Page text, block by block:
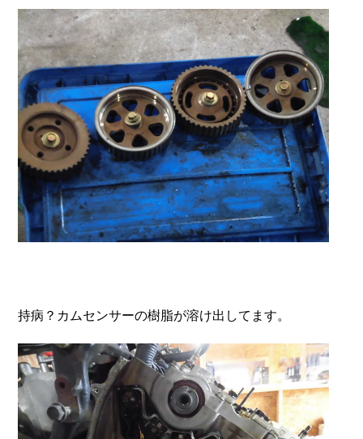
持病？カムセンサーの樹脂が溶け出してます。